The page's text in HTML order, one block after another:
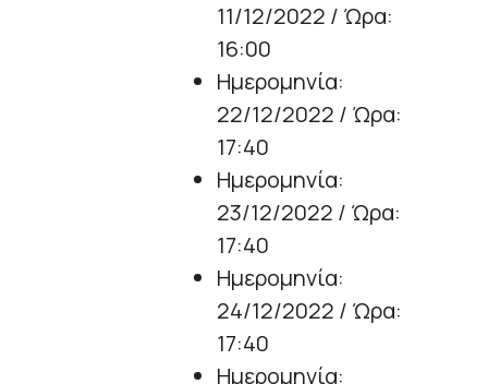
11/12/2022 / Ώρα:
16:00
Ημερομηνία:
22/12/2022 / Ώρα:
17:40
Ημερομηνία:
23/12/2022 / Ώρα:
17:40
Ημερομηνία:
24/12/2022 / Ώρα:
17:40
Ημερομηνία: